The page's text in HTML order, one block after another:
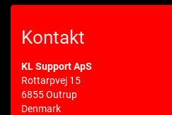
Kontakt
KL Support ApS
Rottarpvej 15
6855 Outrup
Denmark